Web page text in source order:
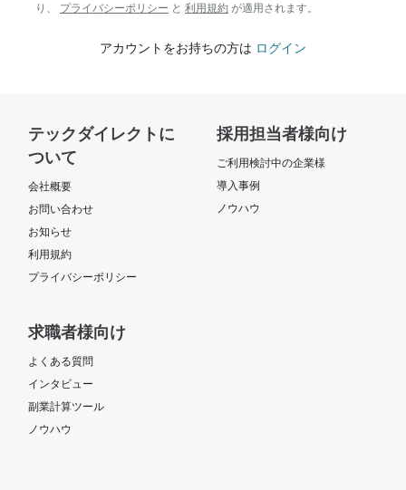
り、 プライバシーポリシー と 利用規約 が適用されます。
アカウントをお持ちの方は ログイン
テックダイレクトに
ついて
会社概要
お問い合わせ
お知らせ
利用規約
プライバシーポリシー
採用担当者様向け
ご利用検討中の企業様
導入事例
ノウハウ
求職者様向け
よくある質問
インタビュー
副業計算ツール
ノウハウ